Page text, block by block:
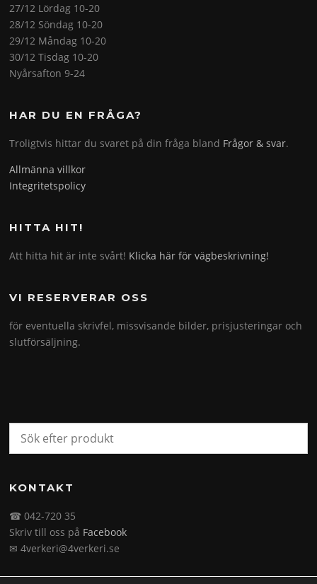
27/12 Lördag 10-20
28/12 Söndag 10-20
29/12 Måndag 10-20
30/12 Tisdag 10-20
Nyårsafton 9-24
HAR DU EN FRÅGA?
Troligtvis hittar du svaret på din fråga bland Frågor & svar.
Allmänna villkor
Integritetspolicy
HITTA HIT!
Att hitta hit är inte svårt! Klicka här för vägbeskrivning!
VI RESERVERAR OSS
för eventuella skrivfel, missvisande bilder, prisjusteringar och
slutförsäljning.
KONTAKT
☎ 042-720 35
Skriv till oss på Facebook
✉ 4verkeri@4verkeri.se